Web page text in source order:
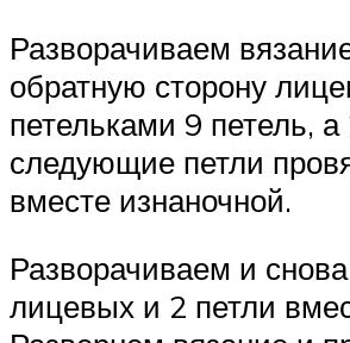
Разворачиваем
обратную сторону
петельками 9 петель, а
следующие петли
вместе изнаночной.
Разворачиваем и
лицевых и 2 петли